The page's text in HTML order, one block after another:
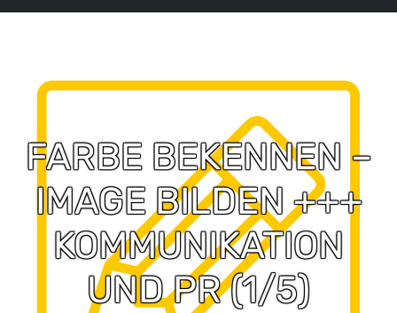
FARBE BEKENNEN –
IMAGE BILDEN +++
KOMMUNIKATION
UND PR (1/5)